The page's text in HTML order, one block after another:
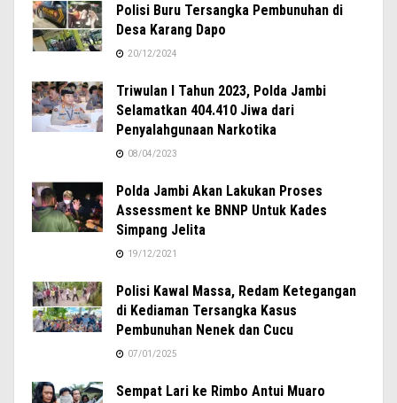
Polisi Buru Tersangka Pembunuhan di
Desa Karang Dapo
20/12/2024
Triwulan I Tahun 2023, Polda Jambi
Selamatkan 404.410 Jiwa dari
Penyalahgunaan Narkotika
08/04/2023
Polda Jambi Akan Lakukan Proses
Assessment ke BNNP Untuk Kades
Simpang Jelita
19/12/2021
Polisi Kawal Massa, Redam Ketegangan
di Kediaman Tersangka Kasus
Pembunuhan Nenek dan Cucu
07/01/2025
Sempat Lari ke Rimbo Antui Muaro